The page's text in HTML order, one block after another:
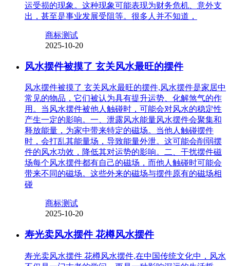
运受损的现象。这种现象可能表现为财务危机、意外支
出，甚至是事业发展受阻等。很多人并不知道，
商标测试
2025-10-20
风水摆件被摸了 玄关风水最旺的摆件
风水摆件被摸了 玄关风水最旺的摆件,风水摆件是家居中
常见的物品，它们被认为具有提升运势、化解煞气的作
用。当风水摆件被他人触碰时，可能会对风水的稳定性
产生一定的影响。一、泄露风水能量风水摆件会聚集和
释放能量，为家中带来特定的磁场。当他人触碰摆件
时，会打乱其能量场，导致能量外泄。这可能会削弱摆
件的风水功效，降低其对运势的影响。二、干扰摆件磁
场每个风水摆件都有自己的磁场，而他人触碰时可能会
带来不同的磁场。这些外来的磁场与摆件原有的磁场相
碰
商标测试
2025-10-20
寿光卖风水摆件 花樽风水摆件
寿光卖风水摆件 花樽风水摆件,在中国传统文化中，风水